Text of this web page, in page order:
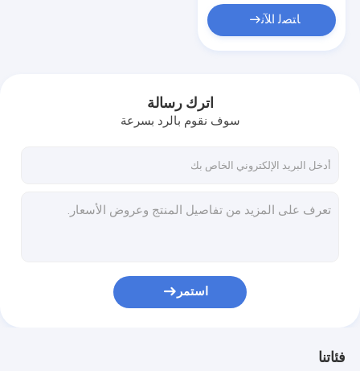
ﺎﺘﺼﻟ ﺍﻶﻧ
اترك رسالة
سوف نقوم بالرد بسرعة
استمر
فئاتنا